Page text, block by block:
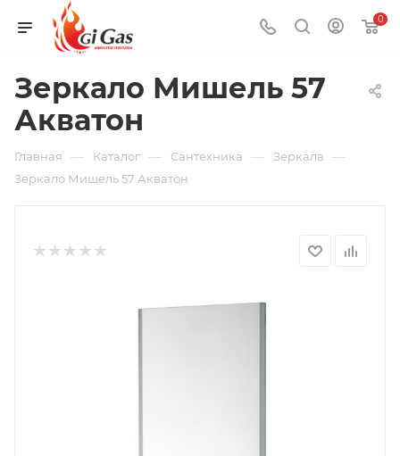
0
Зеркало Мишель 57
Акватон
Главная — Каталог — Сантехника — Зеркала —
Зеркало Мишель 57 Акватон